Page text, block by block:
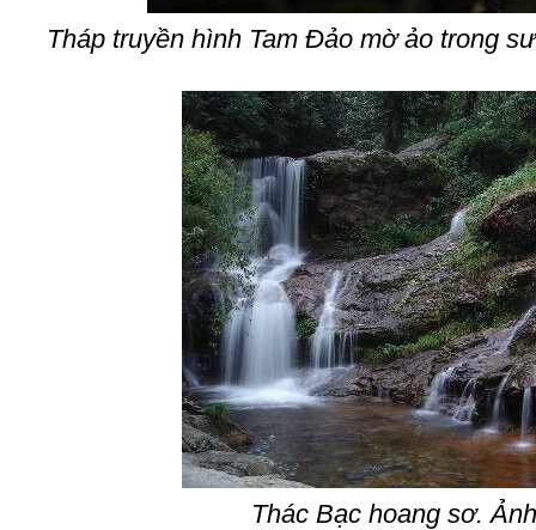
Tháp truyền hình Tam Đảo mờ ảo trong
Thác Bạc hoang sơ.